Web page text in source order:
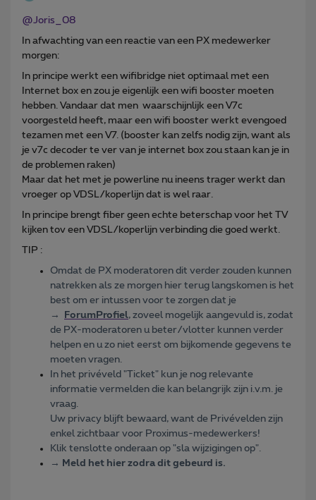
@Joris_08
In afwachting van een reactie van een PX medewerker
morgen:
In principe werkt een wifibridge niet optimaal met een
Internet box en zou je eigenlijk een wifi booster moeten
hebben. Vandaar dat men waarschijnlijk een V7c
voorgesteld heeft, maar een wifi booster werkt evengoed
tezamen met een V7. (booster kan zelfs nodig zijn, want als
je v7c decoder te ver van je internet box zou staan kan je in
de problemen raken)
Maar dat het met je powerline nu ineens trager werkt dan
vroeger op VDSL/koperlijn dat is wel raar.
In principe brengt fiber geen echte beterschap voor het TV
kijken tov een VDSL/koperlijn verbinding die goed werkt.
TIP :
Omdat de PX moderatoren dit verder zouden kunnen
natrekken als ze morgen hier terug langskomen is het
best om er intussen voor te zorgen dat je
→
ForumProfiel, zoveel mogelijk aangevuld is, zodat
de PX-moderatoren u beter/vlotter kunnen verder
helpen en u zo niet eerst om bijkomende gegevens te
moeten vragen.
In het privéveld "Ticket" kun je nog relevante
informatie vermelden die kan belangrijk zijn i.v.m. je
vraag.
Uw privacy blijft bewaard, want de Privévelden zijn
enkel zichtbaar voor Proximus-medewerkers!
Klik tenslotte onderaan op "sla wijzigingen op".
→
Meld het hier zodra dit gebeurd is.